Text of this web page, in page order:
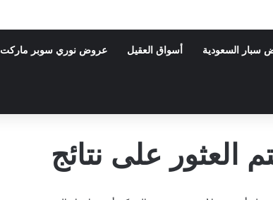
سبار السعودية أسواق العقيل عروض نوري سوبر ماركت
العثور على نتائج